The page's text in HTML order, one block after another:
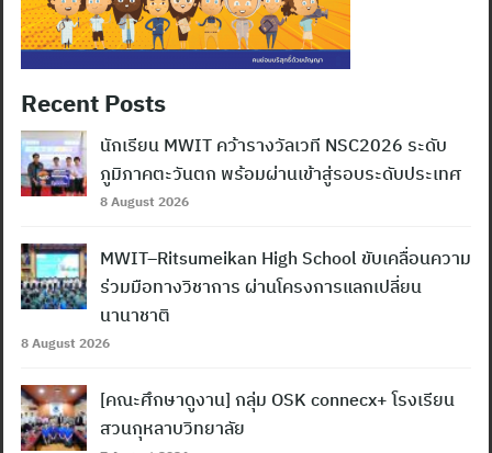
Recent Posts
นักเรียน MWIT คว้ารางวัลเวที NSC2026 ระดับ
ภูมิภาคตะวันตก พร้อมผ่านเข้าสู่รอบระดับประเทศ
8 August 2026
MWIT–Ritsumeikan High School ขับเคลื่อนความ
ร่วมมือทางวิชาการ ผ่านโครงการแลกเปลี่ยน
นานาชาติ
8 August 2026
[คณะศึกษาดูงาน] กลุ่ม OSK connecx+ โรงเรียน
สวนกุหลาบวิทยาลัย